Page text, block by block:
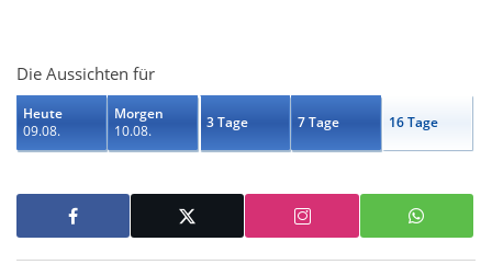
Die Aussichten für
Heute
09.08.
Morgen
10.08.
3 Tage 7 Tage 16 Tage